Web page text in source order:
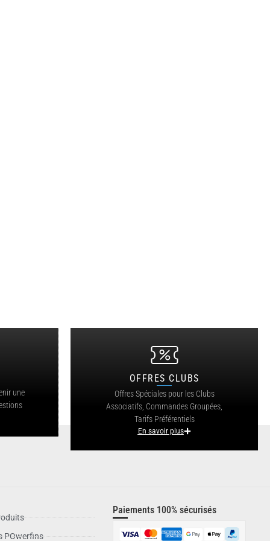
une
OFFRES CLUBS
Offres Spéciales pour les Clubs
Associatifs, Commandes Groupées,
Tarifs Préférentiels
En savoir plus
POwerfins
Paiements 100% sécurisés